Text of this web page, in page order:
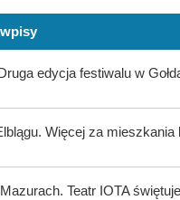
edycja festiwalu w
Więcej za mieszkania
Teatr IOTA